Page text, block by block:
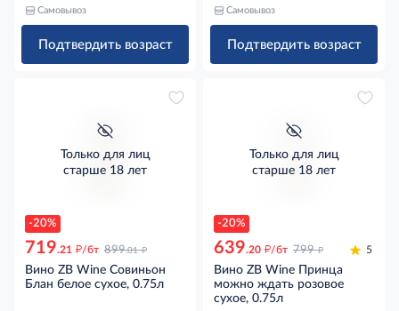
Самовывоз
Подтвердить возраст
Самовывоз
Подтвердить возраст
-20%
Только для лиц
старше 18 лет
719.21 д/бт 899.01 д
Вино ZB Wine Совиньон
Блан белое сухое, 0.75л
-20%
Только для лиц
старше 18 лет
639.20 д/бт 799 д 5
Вино ZB Wine Принца
можно ждать розовое
сухое, 0.75л